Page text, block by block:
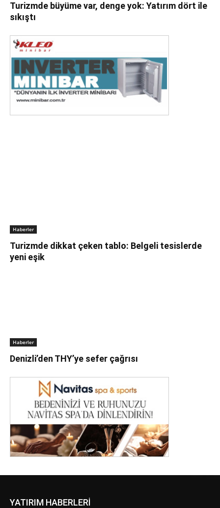
Turizmde büyüme var, denge yok: Yatırım dört ile
sıkıştı
Haberler
Turizmde dikkat çeken tablo: Belgeli tesislerde
yeni eşik
Haberler
Denizli’den THY’ye sefer çağrısı
YATIRIM HABERLERİ